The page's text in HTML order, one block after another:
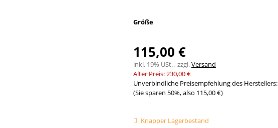
Größe
115,00 €
inkl. 19% USt. , zzgl.Versand
Alter Preis: 230,00 €
Unverbindliche Preisempfehlung des Herstellers:
(Sie sparen 50%, also 115,00 €)
Knapper Lagerbestand